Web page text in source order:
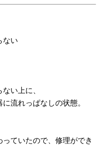
ない
い上に、
流れっぱなしの状態。
ていたので、修理ができ